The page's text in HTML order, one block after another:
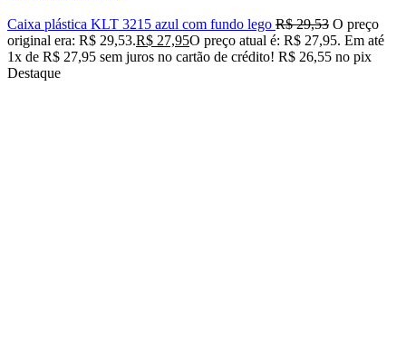
Caixa plástica KLT 3215 azul com fundo lego R$29,53 O preço
original era: R$ 29,53.R$ 27,95O preço atual é: R$ 27,95. Em até
1x de R$ 27,95 sem juros no cartão de crédito! R$ 26,55 no pix
Destaque